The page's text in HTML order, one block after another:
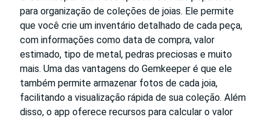
para organização de coleções de joias. Ele permite
que você crie um inventário detalhado de cada peça,
com informações como data de compra, valor
estimado, tipo de metal, pedras preciosas e muito
mais. Uma das vantagens do Gemkeeper é que ele
também permite armazenar fotos de cada joia,
facilitando a visualização rápida de sua coleção. Além
disso, o app oferece recursos para calcular o valor